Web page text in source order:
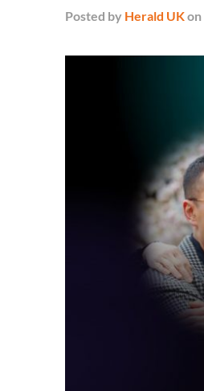
Posted by Herald UKon